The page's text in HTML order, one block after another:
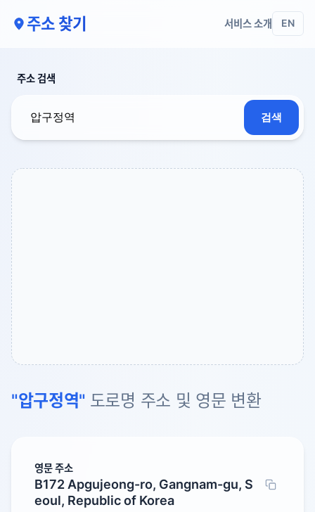
주소 찾기 서비스 소개 EN
주소 검색
검색
"압구정역" 도로명 주소 및 영문 변환
영문 주소
B172 Apgujeong-ro, Gangnam-gu, S
eoul, Republic of Korea